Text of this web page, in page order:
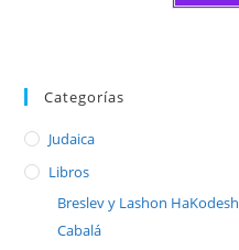
Categorías
Judaica
Libros
Breslev y Lashon HaKodesh
Cabalá